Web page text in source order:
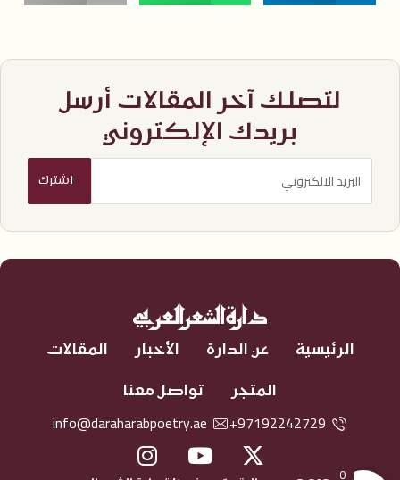
لتصلك آخر المقالات أرسل
بريدك الإلكتروني
الرئيسية عن الدارة الأخبار المقالات
المتجر تواصل معنا
97192242729+
info@daraharabpoetry.ae
0